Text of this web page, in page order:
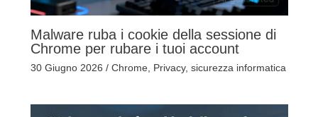
Malware ruba i cookie della sessione di
Chrome per rubare i tuoi account
30 Giugno 2026 / Chrome, Privacy, sicurezza informatica